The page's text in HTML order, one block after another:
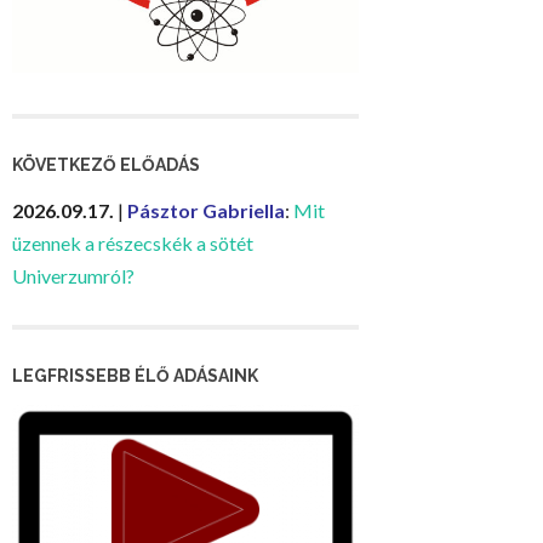
KÖVETKEZŐ ELŐADÁS
2026.09.17. | Pásztor Gabriella: Mit
üzennek a részecskék a sötét
Univerzumról?
LEGFRISSEBB ÉLŐ ADÁSAINK